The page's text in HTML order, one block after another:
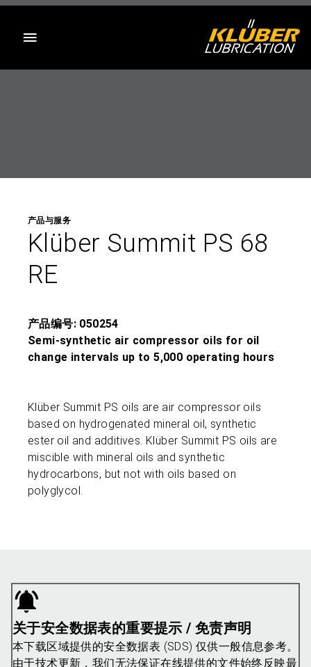
产品与服务
Klüber Summit PS 68
RE
产品编号: 050254
Semi-synthetic air compressor oils for oil
change intervals up to 5,000 operating hours
Klüber Summit PS oils are air compressor oils
based on hydrogenated mineral oil, synthetic
ester oil and additives. Klüber Summit PS oils are
miscible with mineral oils and synthetic
hydrocarbons, but not with oils based on
polyglycol.
关于安全数据表的重要提示 / 免责声明
本下载区域提供的安全数据表 (SDS) 仅供一般信息参考。
由于技术更新，我们无法保证在线提供的文件始终反映最